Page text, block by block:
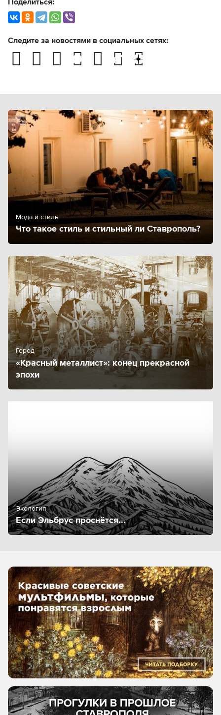
Следите за новостями в социальных сетях:
Мода и стиль
Что такое стиль и стильный ли Ставрополь?
Город
«Красный металлист»: конец прекрасной
эпохи
Экология
Если Эльбрус проснётся...